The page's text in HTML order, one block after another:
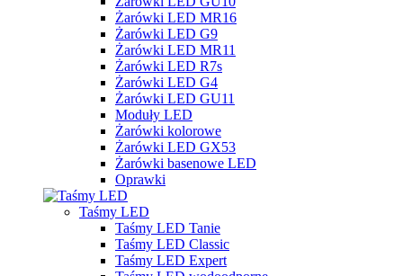
Żarówki LED MR16
Żarówki LED G9
Żarówki LED MR11
Żarówki LED R7s
Żarówki LED G4
Żarówki LED GU11
Moduły LED
Żarówki kolorowe
Żarówki LED GX53
Żarówki basenowe LED
Oprawki
Taśmy LED
Taśmy LED Tanie
Taśmy LED Classic
Taśmy LED Expert